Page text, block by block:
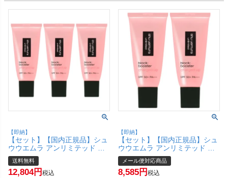
【即納】
【セット】【国内正規品】シュ
ウウエムラ アンリミテッド ブ
ロック：ブースター アドバンス
ト 30ml×3個 #エナジーフラッ
シュ SPF50+ PA+++ 【化粧下
送料無料
12,804 税込
【即納】
【セット】【国内正規品】シュ
ウウエムラ アンリミテッド ブ
ロック：ブースター アドバンス
ト 30ml×2個 #エナジーフラッ
シュ SPF50+ PA+++ 【化粧下
メール便対応商品
8,585 税込